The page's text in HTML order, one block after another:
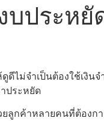
ประหยั
ไม่จำเป็นต้องใช้เงิน
ประหยัด
ลูกค้าหลายคนที่ต้องก